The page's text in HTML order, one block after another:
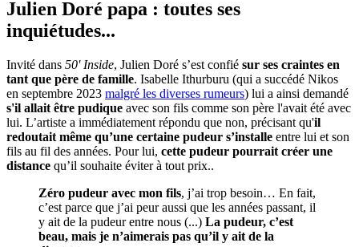
Julien Doré papa : toutes ses
inquiétudes...
Invité dans 50' Inside, Julien Doré s’est confié sur ses craintes en
tant que père de famille. Isabelle Ithurburu (qui a succédé Nikos
en septembre 2023 malgré les diverses rumeurs) lui a ainsi demandé
s'il allait être pudique avec son fils comme son père l'avait été avec
lui. L’artiste a immédiatement répondu que non, précisant qu'il
redoutait même qu’une certaine pudeur s’installe entre lui et son
fils au fil des années. Pour lui, cette pudeur pourrait créer une
distance qu’il souhaite éviter à tout prix..
Zéro pudeur avec mon fils, j’ai trop besoin… En fait,
c’est parce que j’ai peur aussi que les années passant, il
y ait de la pudeur entre nous (...) La pudeur, c’est
beau, mais je n’aimerais pas qu’il y ait de la